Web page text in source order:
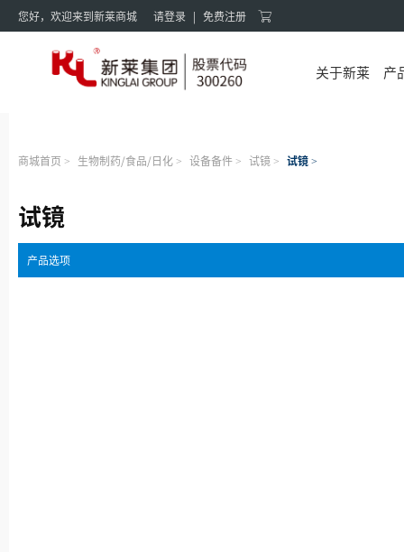
您好，欢迎来到新莱商城 请登录 | 免费注册
关于新莱 产
商城首页 > 生物制药/食品/日化 > 设备备件 > 试镜 > 试镜 >
试镜
产品选项